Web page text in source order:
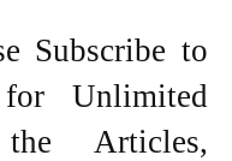
Subscribe to
for Unlimited
Articles,